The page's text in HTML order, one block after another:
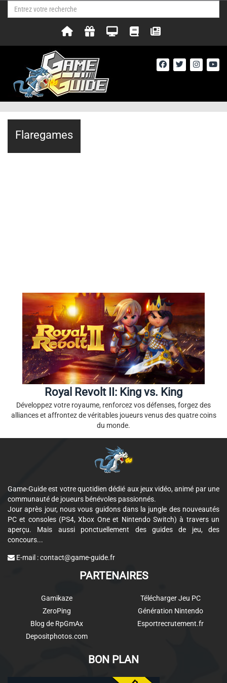
Royal Revolt II: King vs. King
Développez votre royaume, renforcez vos défenses, forgez des
alliances et affrontez de véritables joueurs venus des quatre coins
du monde.
Flaregames
Game-Guide est votre quotidien dédié aux jeux vidéo, animé par une
communauté de joueurs bénévoles passionnés.
Jour après jour, nous vous guidons dans la jungle des nouveautés
PC et consoles (PS4, Xbox One et Nintendo Switch) à travers un
aperçu. Mais aussi ponctuellement des guides de jeu, des
concours...
E-mail :contact@game-guide.fr
PARTENAIRES
Gamikaze
ZeroPing
Blog de RpGmAx
Depositphotos.com
Télécharger Jeu PC
Génération Nintendo
Esportrecrutement.fr
BON PLAN